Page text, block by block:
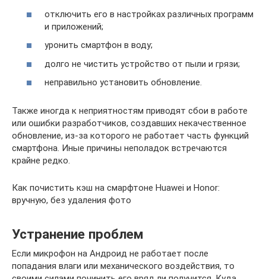
отключить его в настройках различных программ
и приложений;
уронить смартфон в воду;
долго не чистить устройство от пыли и грязи;
неправильно установить обновление.
Также иногда к неприятностям приводят сбои в работе
или ошибки разработчиков, создавших некачественное
обновление, из-за которого не работает часть функций
смартфона. Иные причины неполадок встречаются
крайне редко.
Как почистить кэш на смарфтоне Huawei и Honor:
вручную, без удаления фото
Устранение проблем
Если микрофон на Андроид не работает после
попадания влаги или механического воздействия, то